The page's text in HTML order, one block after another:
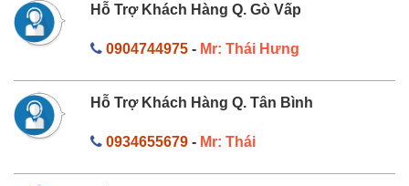
Hỗ Trợ Khách Hàng Q. Gò Vấp
0904744975- Mr: Thái Hưng
Hỗ Trợ Khách Hàng Q. Tân Bình
0934655679- Mr: Thái